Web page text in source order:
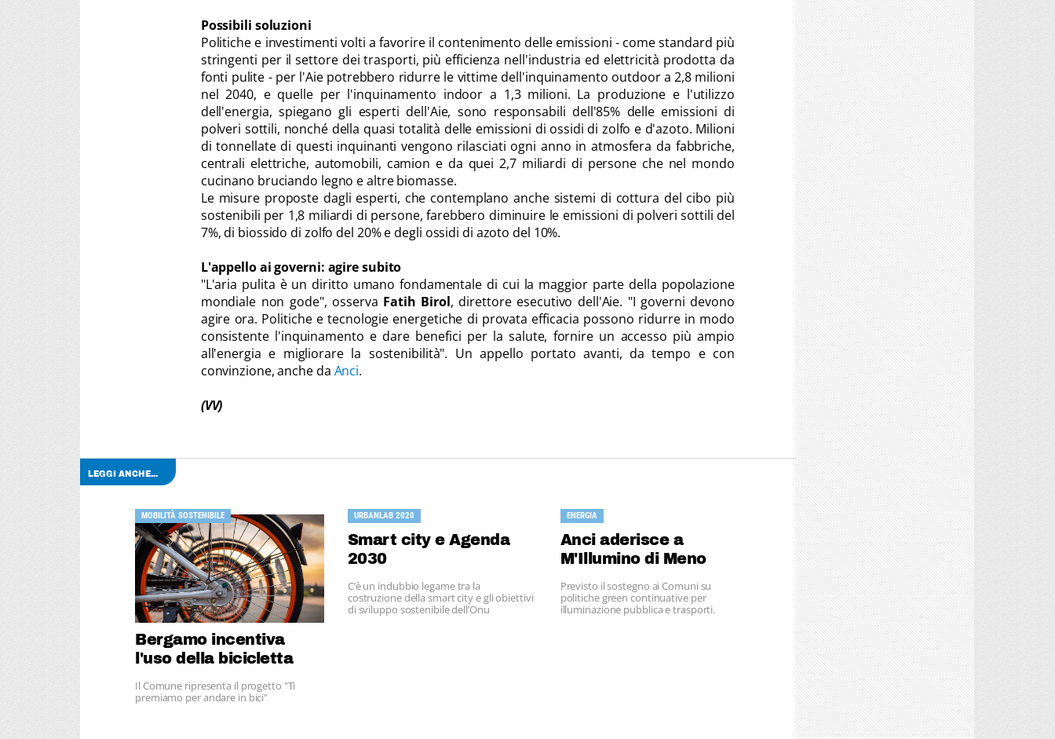
Possibili soluzioni
Politiche e investimenti volti a favorire il contenimento delle emissioni - come standard più
stringenti per il settore dei trasporti, più efficienza nell'industria ed elettricità prodotta da
fonti pulite - per l'Aie potrebbero ridurre le vittime dell'inquinamento outdoor a 2,8 milioni
nel 2040, e quelle per l'inquinamento indoor a 1,3 milioni. La produzione e l'utilizzo
dell'energia, spiegano gli esperti dell'Aie, sono responsabili dell'85% delle emissioni di
polveri sottili, nonché della quasi totalità delle emissioni di ossidi di zolfo e d'azoto. Milioni
di tonnellate di questi inquinanti vengono rilasciati ogni anno in atmosfera da fabbriche,
centrali elettriche, automobili, camion e da quei 2,7 miliardi di persone che nel mondo
cucinano bruciando legno e altre biomasse.
Le misure proposte dagli esperti, che contemplano anche sistemi di cottura del cibo più
sostenibili per 1,8 miliardi di persone, farebbero diminuire le emissioni di polveri sottili del
7%, di biossido di zolfo del 20% e degli ossidi di azoto del 10%.
L'appello ai governi: agire subito
"L'aria pulita è un diritto umano fondamentale di cui la maggior parte della popolazione
mondiale non gode", osserva Fatih Birol, direttore esecutivo dell'Aie. "I governi devono
agire ora. Politiche e tecnologie energetiche di provata efficacia possono ridurre in modo
consistente l'inquinamento e dare benefici per la salute, fornire un accesso più ampio
all'energia e migliorare la sostenibilità". Un appello portato avanti, da tempo e con
convinzione, anche da Anci.
(VV)
LEGGI ANCHE...
MOBILITÀ SOSTENIBILE
Bergamo incentiva
l'uso della bicicletta
Il Comune ripresenta il progetto "Ti
premiamo per andare in bici"
URBANLAB 2020
Smart city e Agenda
2030
C’è un indubbio legame tra la
costruzione della smart city e gli obiettivi
di sviluppo sostenibile dell’Onu
ENERGIA
Anci aderisce a
M'Illumino di Meno
Previsto il sostegno ai Comuni su
politiche green continuative per
illuminazione pubblica e trasporti.